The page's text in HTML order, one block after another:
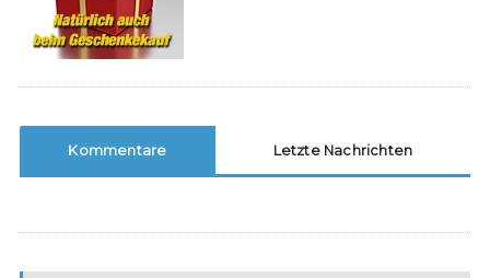
Kommentare Letzte Nachrichten